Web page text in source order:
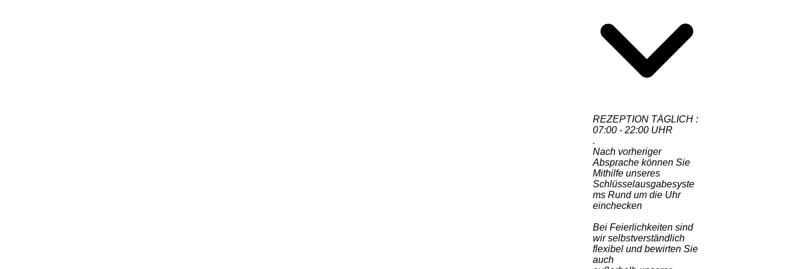
REZEPTION TÄGLICH :
07:00 - 22:00 UHR
.
Nach vorheriger
Absprache können Sie
Mithilfe unseres
Schlüsselausgabesyste
ms Rund um die Uhr
einchecken
Bei Feierlichkeiten sind
wir selbstverständlich
flexibel und bewirten Sie
auch